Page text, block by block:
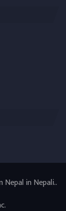
in Nepali..